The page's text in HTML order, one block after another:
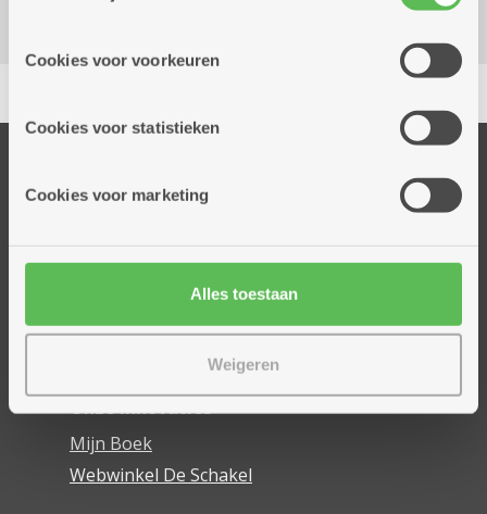
cookies worden geplaatst door derde partijen die een
informatie over jouw (geanonimiseerd) gebruik van onze
partners kunnen deze gegevens combineren met andere
Cookies voor voorkeuren
Cookies voor statistieken
Cookies voor marketing
Alles toestaan
Weigeren
Thuisdiensten
Assistentiewoningen
Woonzorgcentra
Financieel comfort
Onze innovaties
Mijn Boek
Webwinkel De Schakel